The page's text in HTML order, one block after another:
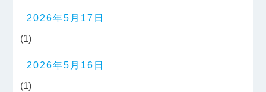
2026年5月17日
(1)
2026年5月16日
(1)